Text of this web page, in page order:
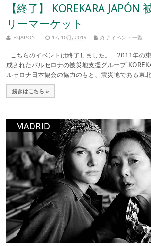
【終了】 KOREKARA JAPÓN
リーマーケット
ESJAPON 17, 10月, 2016 終了イベント一覧
こちらのイベントは終了しました。 2011年の
成されたバルセロナの被災地支援グループ
ルセロナ日本協会の協力のもと、震災地である東
続きはこちら »